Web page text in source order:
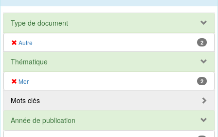
Type de document
Autre 2
Thématique
Mer 2
Mots clés
Année de publication